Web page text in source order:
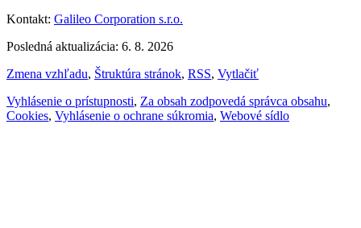
Kontakt: Galileo Corporation s.r.o.
Posledná aktualizácia: 6. 8. 2026
Zmena vzhľadu, Štruktúra stránok, RSS, Vytlačiť
Vyhlásenie o prístupnosti, Za obsah zodpovedá správca obsahu,
Cookies, Vyhlásenie o ochrane súkromia, Webové sídlo